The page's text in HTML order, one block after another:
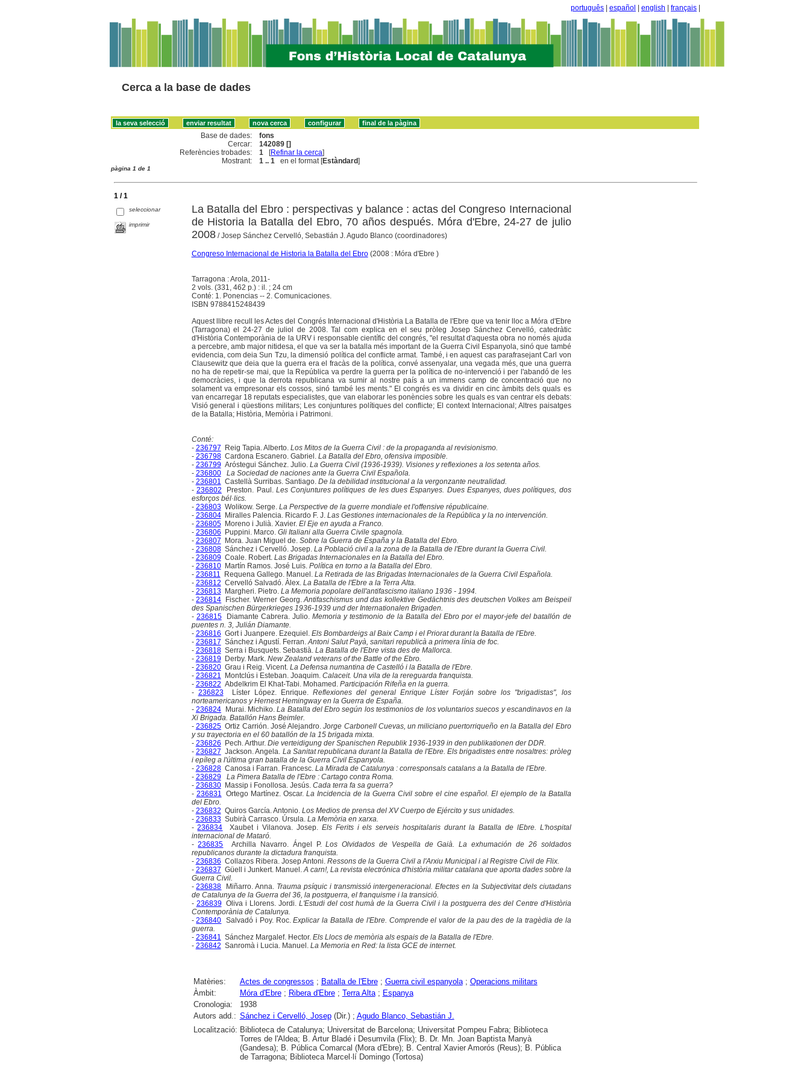
português español english français
Cerca a la base de dades
Base de dades:
fons
Cercar:
142089 []
Referències trobades:
1 [Refinar la cerca]
Mostrant:
1 .. 1 en el format [Estàndard]
pàgina 1 de 1
1 / 1
seleccionar
imprimir
La Batalla del Ebro : perspectivas y balance : actas del Congreso Internacional
de Historia la Batalla del Ebro, 70 años después. Móra d'Ebre, 24-27 de julio
2008/ Josep Sánchez Cervelló, Sebastián J. Agudo Blanco (coordinadores)
Congreso Internacional de Historia la Batalla del Ebro(2008 : Móra d'Ebre )
Tarragona : Arola, 2011-
2 vols. (331, 462 p.) : il. ; 24 cm
Conté: 1. Ponencias -- 2. Comunicaciones.
ISBN 9788415248439
Aquest llibre recull les Actes del Congrés Internacional d'Història La Batalla de l'Ebre que va tenir lloc a Móra d'Ebre
(Tarragona) el 24-27 de juliol de 2008. Tal com explica en el seu pròleg Josep Sánchez Cervelló, catedràtic
d'Història Contemporània de la URV i responsable científic del congrés, "el resultat d'aquesta obra no només ajuda
a percebre, amb major nitidesa, el que va ser la batalla més important de la Guerra Civil Espanyola, sinó que també
evidencia, com deia Sun Tzu, la dimensió política del conflicte armat. També, i en aquest cas parafrasejant Carl von
Clausewitz que deia que la guerra era el fracàs de la política, convé assenyalar, una vegada més, que una guerra
no ha de repetir-se mai, que la República va perdre la guerra per la política de no-intervenció i per l'abandó de les
democràcies, i que la derrota republicana va sumir al nostre país a un immens camp de concentració que no
solament va empresonar els cossos, sinó també les ments." El congrés es va dividir en cinc àmbits dels quals es
van encarregar 18 reputats especialistes, que van elaborar les ponències sobre les quals es van centrar els debats:
Visió general i qüestions militars; Les conjuntures polítiques del conflicte; El context Internacional; Altres paisatges
de la Batalla; Història, Memòria i Patrimoni.
Conté:
- 236797 Reig Tapia. Alberto. Los Mitos de la Guerra Civil : de la propaganda al revisionismo.
- 236798Cardona Escanero. Gabriel. La Batalla del Ebro, ofensiva imposible.
- 236799Aróstegui Sánchez. Julio. La Guerra Civil (1936-1939). Visiones y reflexiones a los setenta años.
- 236800
La Sociedad de naciones ante la Guerra Civil Española.
- 236801 Castellà Surribas. Santiago. De la debilidad institucional a la vergonzante neutralidad.
- 236802 Preston. Paul. Les Conjuntures polítiques de les dues Espanyes. Dues Espanyes, dues polítiques, dos
esforços bél·lics.
- 236803Wolikow. Serge. La Perspective de la guerre mondiale et l'offensive républicaine.
- 236804Miralles Palencia. Ricardo F. J. Las Gestiones internacionales de la República y la no intervención.
- 236805Moreno i Julià. Xavier. El Eje en ayuda a Franco.
- 236806 Puppini. Marco. Gli Italiani alla Guerra Civile spagnola.
- 236807 Mora. Juan Miguel de. Sobre la Guerra de España y la Batalla del Ebro.
- 236808Sánchez i Cervelló. Josep. La Població civil a la zona de la Batalla de l'Ebre durant la Guerra Civil.
- 236809Coale. Robert. Las Brigadas Internacionales en la Batalla del Ebro.
- 236810Martín Ramos. José Luis. Política en torno a la Batalla del Ebro.
- 236811 Requena Gallego. Manuel. La Retirada de las Brigadas Internacionales de la Guerra Civil Española.
- 236812 Cervelló Salvadó. Àlex. La Batalla de l'Ebre a la Terra Alta.
- 236813Margheri. Pietro. La Memoria popolare dell'antifascismo italiano 1936 - 1994.
-236814 Fischer. Werner Georg.Antifaschismus und das kollektive Gedächtnis des deutschen Volkes am Beispeil
des Spanischen Bürgerkrieges 1936-1939 und der Internationalen Brigaden.
- 236815Diamante Cabrera. Julio.Memoria y testimonio de la Batalla del Ebro por el mayor-jefe del batallón de
puentes n. 3, Julián Diamante.
- 236816 Gort i Juanpere. Ezequiel. Els Bombardeigs al Baix Camp i el Priorat durant la Batalla de l'Ebre.
- 236817 Sánchez i Agustí. Ferran.Antoni Salut Payà, sanitari republicà a primera línia de foc.
- 236818Serra i Busquets. Sebastià. La Batalla de l'Ebre vista des de Mallorca.
- 236819Derby. Mark. New Zealand veterans of the Battle of the Ebro.
- 236820Grau i Reig. Vicent. La Defensa numantina de Castelló i la Batalla de l'Ebre.
- 236821 Montclús i Esteban. Joaquim. Calaceit. Una vila de la rereguarda franquista.
- 236822 Abdelkrim El Khat-Tabi. Mohamed. Participación Rifeña en la guerra.
- 236823Líster López. Enrique. Reflexiones del general Enrique Líster Forján sobre los "brigadistas", los
norteamericanos y Hernest Hemingway en la Guerra de España.
- 236824Murai. Michiko.La Batalla del Ebro según los testimonios de los voluntarios suecos y escandinavos en la
Xi Brigada. Batallón Hans Beimler.
- 236825Ortiz Carrión. José Alejandro.Jorge Carbonell Cuevas, un miliciano puertorriqueño en la Batalla del Ebro
y su trayectoria en el 60 batallón de la 15 brigada mixta.
- 236826 Pech. Arthur. Die verteidigung der Spanischen Republik 1936-1939 in den publikationen der DDR.
- 236827 Jackson. Angela. La Sanitat republicana durant la Batalla de l'Ebre. Els brigadistes entre nosaltres: pròleg
i epíleg a l'última gran batalla de la Guerra Civil Espanyola.
- 236828Canosa i Farran. Francesc. La Mirada de Catalunya : corresponsals catalans a la Batalla de l'Ebre.
- 236829
La Pimera Batalla de l'Ebre : Cartago contra Roma.
- 236830Massip i Fonollosa. Jesús. Cada terra fa sa guerra?
- 236831 Ortego Martínez. Oscar.La Incidencia de la Guerra Civil sobre el cine español. El ejemplo de la Batalla
del Ebro.
- 236832 Quiros García. Antonio. Los Medios de prensa del XV Cuerpo de Ejército y sus unidades.
- 236833Subirà Carrasco. Úrsula. La Memòria en xarxa.
-236834 Xaubet i Vilanova. Josep. Els Ferits i els serveis hospitalaris durant la Batalla de lEbre. L'hospital
internacional de Mataró.
-236835 Archilla Navarro. Ángel P.Los Olvidados de Vespella de Gaià. La exhumación de 26 soldados
republicanos durante la dictadura franquista.
- 236836 Collazos Ribera. Josep Antoni. Ressons de la Guerra Civil a l'Arxiu Municipal i al Registre Civil de Flix.
- 236837 Güell i Junkert. Manuel.A carn!, La revista electrónica d'història militar catalana que aporta dades sobre la
Guerra Civil.
-236838 Miñarro. Anna. Trauma psíquic i transmissió intergeneracional. Efectes en la Subjectivitat dels ciutadans
de Catalunya de la Guerra del 36, la postguerra, el franquisme i la transició.
- 236839Oliva i Llorens. Jordi.L'Estudi del cost humà de la Guerra Civil i la postguerra des del Centre d'Història
Contemporània de Catalunya.
-236840 Salvadó i Poy. Roc.Explicar la Batalla de l'Ebre. Comprende el valor de la pau des de la tragèdia de la
guerra.
- 236841 Sánchez Margalef. Hector. Els Llocs de memòria als espais de la Batalla de l'Ebre.
- 236842 Sanromà i Lucia. Manuel. La Memoria en Red: la lista GCE de internet.
Matèries: Actes de congressos ; Batalla de l'Ebre; Guerra civil espanyola; Operacions militars
Àmbit:
Móra d'Ebre; Ribera d'Ebre; Terra Alta; Espanya
Cronologia:
1938
Autors add.: Sánchez i Cervelló, Josep(Dir.) ; Agudo Blanco, Sebastián J.
Localització: Biblioteca de Catalunya; Universitat de Barcelona; Universitat Pompeu Fabra; Biblioteca
Torres de l'Aldea; B. Artur Bladé i Desumvila (Flix); B. Dr. Mn. Joan Baptista Manyà
(Gandesa); B. Pública Comarcal (Mora d'Ebre); B. Central Xavier Amorós (Reus); B. Pública
de Tarragona; Biblioteca Marcel·lí Domingo (Tortosa)